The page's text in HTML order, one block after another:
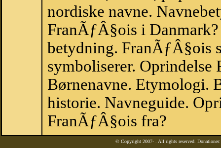
nordiske navne.
FranÃƒÂ§ois i
betydning. FranÃƒÂ§ois
symboliserer.
Børnenavne. Etymologi.
historie. Navneguide.
FranÃƒÂ§ois fra?
© Copyright 2007- . All rights reserved.